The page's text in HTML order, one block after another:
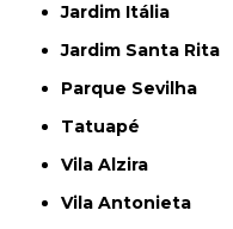
Jardim Itália
Jardim Santa Rita
Parque Sevilha
Tatuapé
Vila Alzira
Vila Antonieta